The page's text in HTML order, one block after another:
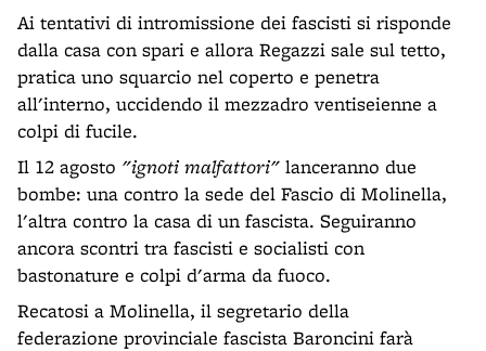
Ai tentativi di intromissione dei fascisti si risponde
dalla casa con spari e allora Regazzi sale sul tetto,
pratica uno squarcio nel coperto e penetra
all'interno, uccidendo il mezzadro ventiseienne a
colpi di fucile.
Il 12 agosto "ignoti malfattori" lanceranno due
bombe: una contro la sede del Fascio di Molinella,
l'altra contro la casa di un fascista. Seguiranno
ancora scontri tra fascisti e socialisti con
bastonature e colpi d'arma da fuoco.
Recatosi a Molinella, il segretario della
federazione provinciale fascista Baroncini farà